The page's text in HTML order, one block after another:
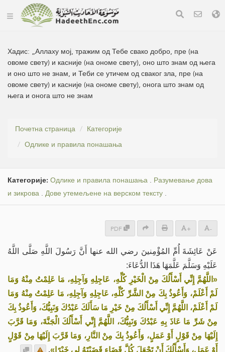
Хадис: „Аллаху мој, тражим од Тебе свако добро, пре (на
овоме свету) и касније (на ономе свету), оно што знам од њега
и оно што не знам, и Теби се утичем од сваког зла, пре (на
овоме свету) и касније (на ономе свету), онога што знам од
њега и онога што не знам
Почетна страница
Категорије
Одлике и правила понашања
Категорије: Одлике и правила понашања . Разумевање дова
и зикрова . Дове утемељене на верском тексту .
PDF + -
عَنْ عَائِشَةَ أُمِّ المُؤْمِنينَ رضي الله عنها أَنَّ رَسُولَ اللَّهِ صَلَّى اللَّهُ
عَلَيْهِ وَسَلَّمَ عَلَّمَهَا هَذَا الدُّعَاءَ:
«اللَّهُمَّ إِنِّي أَسْأَلُكَ مِنْ الْخَيْرِ كُلِّهِ، عَاجِلِهِ وَآجِلِهِ، مَا عَلِمْتُ مِنْهُ وَمَا
لَمْ أَعْلَمْ، وَأَعُوذُ بِكَ مِنْ الشَّرِّ كُلِّهِ، عَاجِلِهِ وَآجِلِهِ، مَا عَلِمْتُ مِنْهُ وَمَا
لَمْ أَعْلَمْ، اللَّهُمَّ إِنِّي أَسْأَلُكَ مِنْ خَيْرِ مَا سَأَلَكَ عَبْدُكَ وَنَبِيُّكَ، وَأَعُوذُ بِكَ
مِنْ شَرِّ مَا عَاذَ بِهِ عَبْدُكَ وَنَبِيُّكَ، اللَّهُمَّ إِنِّي أَسْأَلُكَ الْجَنَّةَ، وَمَا قَرَّبَ
إِلَيْهَا مِنْ قَوْلٍ أَوْ عَمَلٍ، وَأَعُوذُ بِكَ مِنْ النَّارِ، وَمَا قَرَّبَ إِلَيْهَا مِنْ قَوْلٍ
أَوْ عَمَلٍ، وَأَسْأَلُكَ أَنْ تَجْعَلَ كُلَّ قَضَاءٍ قَضَيْتَهُ لِي خَيْرًا».